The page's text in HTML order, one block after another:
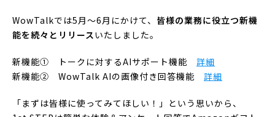
WowTalkでは5月～6月にかけて、 皆様の業務に役立つ新機
能を続々とリリース いたしました。
新機能① トークに対するAIサポート機能 詳細
新機能② WowTalk AIの画像付き回答機能 詳細
「まずは皆様に使ってみてほしい！」という思いから、